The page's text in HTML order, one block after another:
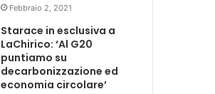
Febbraio 2, 2021
Starace in esclusiva a
LaChirico: ‘Al G20
puntiamo su
decarbonizzazione ed
economia circolare’